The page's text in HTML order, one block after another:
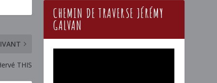
THIS
CHEMIN DE TRAVERSE JÉRÉMY
GALVAN